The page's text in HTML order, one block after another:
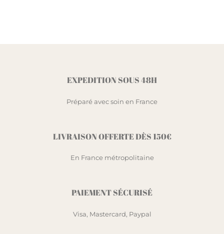
EXPEDITION SOUS 48H
Préparé avec soin en France
LIVRAISON OFFERTE DÈS 150€
En France métropolitaine
PAIEMENT SÉCURISÉ
Visa, Mastercard, Paypal